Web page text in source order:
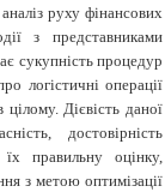
руху фінансових
з представниками
сукупність процедур
логістичні операції
Дієвість даної
достовірність
їх правильну оцінку,
з метою оптимізації